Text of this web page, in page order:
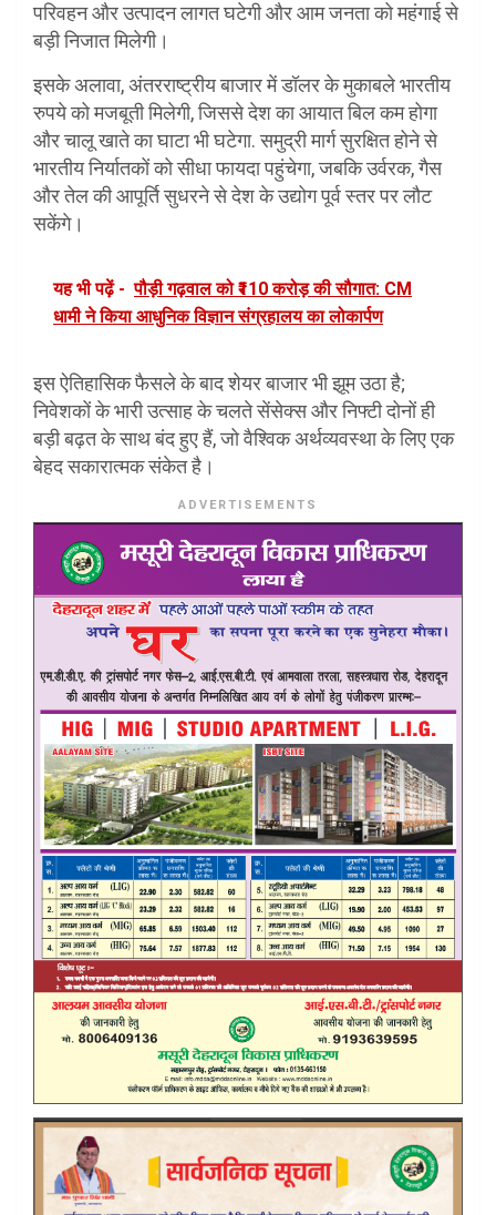
परिवहन और उत्पादन लागत घटेगी और आम जनता को महंगाई से
बड़ी निजात मिलेगी।
इसके अलावा, अंतरराष्ट्रीय बाजार में डॉलर के मुकाबले भारतीय
रुपये को मजबूती मिलेगी, जिससे देश का आयात बिल कम होगा
और चालू खाते का घाटा भी घटेगा. समुद्री मार्ग सुरक्षित होने से
भारतीय निर्यातकों को सीधा फायदा पहुंचेगा, जबकि उर्वरक, गैस
और तेल की आपूर्ति सुधरने से देश के उद्योग पूर्व स्तर पर लौट
सकेंगे।
यह भी पढ़ें - पौड़ी गढ़वाल को ₹110 करोड़ की सौगात: CM
धामी ने किया आधुनिक विज्ञान संग्रहालय का लोकार्पण
इस ऐतिहासिक फैसले के बाद शेयर बाजार भी झूम उठा है;
निवेशकों के भारी उत्साह के चलते सेंसेक्स और निफ्टी दोनों ही
बड़ी बढ़त के साथ बंद हुए हैं, जो वैश्विक अर्थव्यवस्था के लिए एक
बेहद सकारात्मक संकेत है।
ADVERTISEMENTS